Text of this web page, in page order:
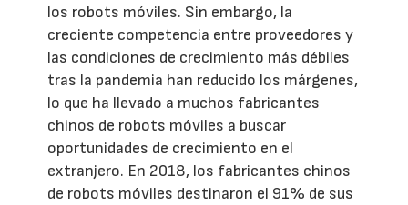
los robots móviles. Sin embargo, la
creciente competencia entre proveedores y
las condiciones de crecimiento más débiles
tras la pandemia han reducido los márgenes,
lo que ha llevado a muchos fabricantes
chinos de robots móviles a buscar
oportunidades de crecimiento en el
extranjero. En 2018, los fabricantes chinos
de robots móviles destinaron el 91% de sus